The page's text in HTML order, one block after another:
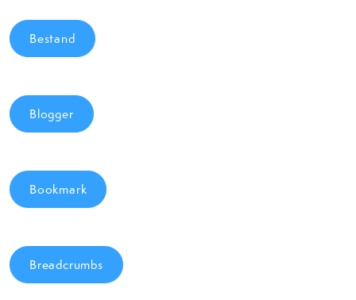
Bestand
Blogger
Bookmark
Breadcrumbs